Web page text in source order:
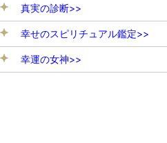
真実の診断>>
幸せのスピリチュアル鑑定>>
幸運の女神>>